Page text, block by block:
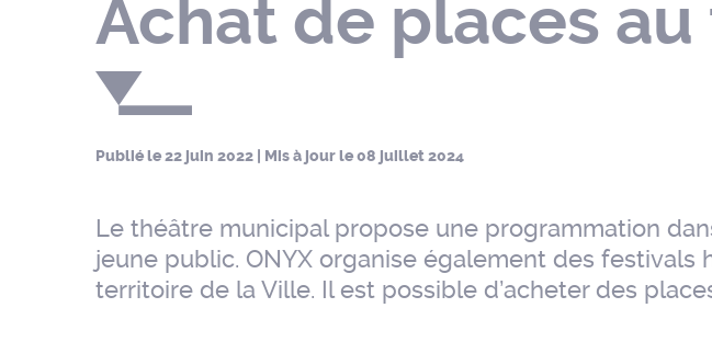
Achat de places
Publié le22 juin 2022 | Mis à jour le08 juillet 2024
Le théâtre municipal propose une programmation
jeune public. ONYX organise également des
territoire de la Ville. Il est possible d’acheter des